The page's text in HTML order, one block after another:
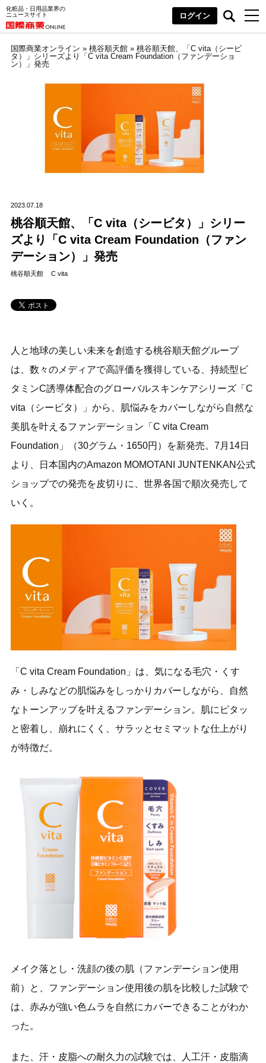
化粧品・日用品業界の
ニュースサイト
ログイン
国際商業オンライン » 桃谷順天館» 桃谷順天館、「C vita（シービ
タ）」シリーズより「C vita Cream Foundation（ファンデーショ
ン）」発売
2023.07.18
桃谷順天館、「C vita（シービタ）」シリー
ズより「C vita Cream Foundation（ファン
デーション）」発売
桃谷順天館 C vita
人と地球の美しい未来を創造する桃谷順天館グループ
は、数々のメディアで高評価を獲得している、持続型ビ
タミンC誘導体配合のグローバルスキンケアシリーズ「C
vita（シービタ）」から、肌悩みをカバーしながら自然な
美肌を叶えるファンデーション「C vita Cream
Foundation」（30グラム・1650円）を新発売。7月14日
より、日本国内のAmazon MOMOTANI JUNTENKAN公式
ショップでの発売を皮切りに、世界各国で順次発売して
いく。
「C vita Cream Foundation」は、気になる毛穴・くす
み・しみなどの肌悩みをしっかりカバーしながら、自然
なトーンアップを叶えるファンデーション。肌にピタッ
と密着し、崩れにくく、サラッとセミマットな仕上がり
が特徴だ。
メイク落とし・洗顔の後の肌（ファンデーション使用
前）と、ファンデーション使用後の肌を比較した試験で
は、赤みが強い色ムラを自然にカバーできることがわか
った。
また、汗・皮脂への耐久力の試験では、人工汗・皮脂滴